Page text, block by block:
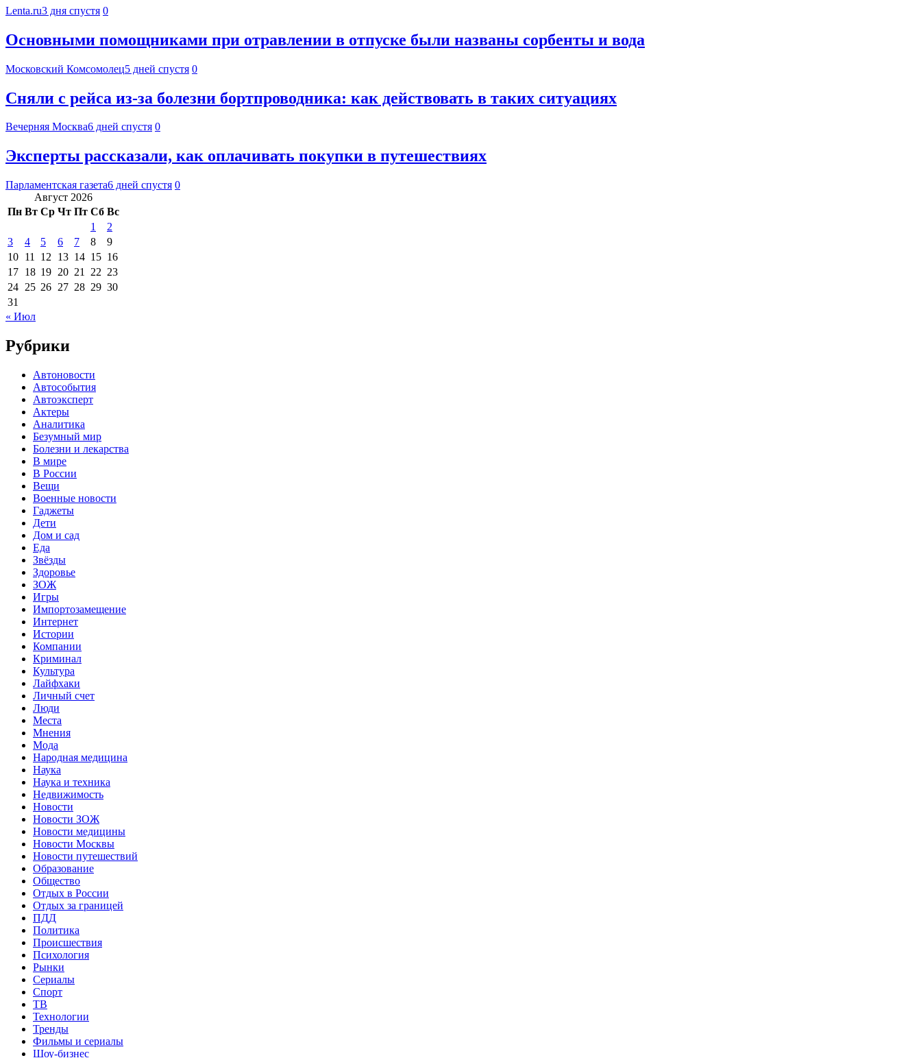
Lenta.ru3 дня спустя 0
Основными помощниками при отравлении в отпуске были названы сорбенты и вода
Московский Комсомолец5 дней спустя 0
Сняли с рейса из-за болезни бортпроводника: как действовать в таких ситуациях
Вечерняя Москва6 дней спустя 0
Эксперты рассказали, как оплачивать покупки в путешествиях
Парламентская газета6 дней спустя 0
Август 2026
Пн Вт Ср Чт Пт Сб Вс
1
2
3
4 5 6 7 8
9
10 11 12 13 14 15 16
17 18 19 20 21 22 23
24 25 26 27 28 29 30
31
« Июл
Рубрики
Автоновости
Автособытия
Автоэксперт
Актеры
Аналитика
Безумный мир
Болезни и лекарства
В мире
В России
Вещи
Военные новости
Гаджеты
Дети
Дом и сад
Еда
Звёзды
Здоровье
ЗОЖ
Игры
Импортозамещение
Интернет
Истории
Компании
Криминал
Культура
Лайфхаки
Личный счет
Люди
Места
Мнения
Мода
Народная медицина
Наука
Наука и техника
Недвижимость
Новости
Новости ЗОЖ
Новости медицины
Новости Москвы
Новости путешествий
Образование
Общество
Отдых в России
Отдых за границей
ПДД
Политика
Происшествия
Психология
Рынки
Сериалы
Спорт
ТВ
Технологии
Тренды
Фильмы и сериалы
Шоу-бизнес